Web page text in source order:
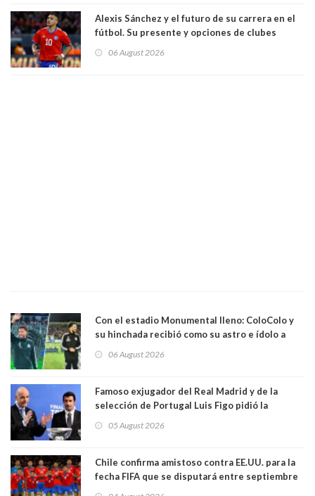
Alexis Sánchez y el futuro de su carrera en el
fútbol. Su presente y opciones de clubes
06 August 2026
Con el estadio Monumental lleno: ColoColo y
su hinchada recibió como su astro e ídolo a
06 August 2026
Famoso exjugador del Real Madrid y de la
selección de Portugal Luis Figo pidió la
comportamiento más bajo y cobarde que he
05 August 2026
Chile confirma amistoso contra EE.UU. para la
fecha FIFA que se disputará entre septiembre